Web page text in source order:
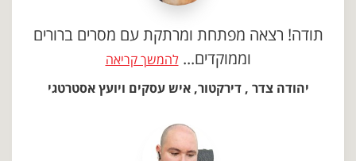
תודה! רצאה מפתחת ומרתקת עם מסרים ברורים
וממוקדים...להמשך קריאה
יהודה צדר , דירקטור, איש עסקים ויועץ אסטרטגי